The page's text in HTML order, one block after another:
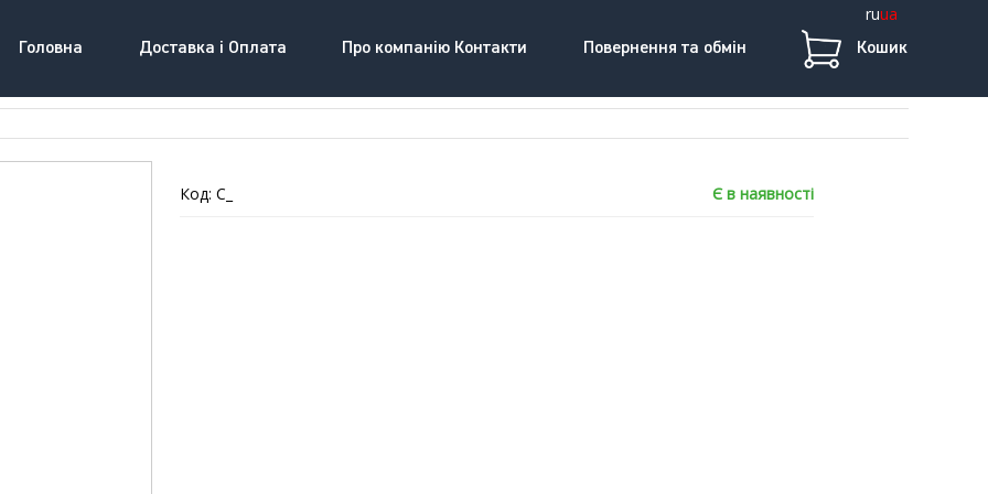
ruua
Головна Доставка і Оплата Про компанію Контакти Повернення та обмін Кошик
Код: C_ Є в наявності